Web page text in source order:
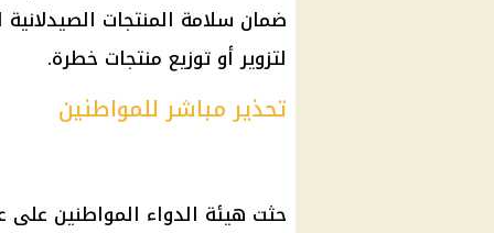
ضمان سلامة المنتجات
لتزوير أو توزيع منتجات خطرة.
تحذير مباشر للمواطنين
حثت هيئة الدواء المواطنين على